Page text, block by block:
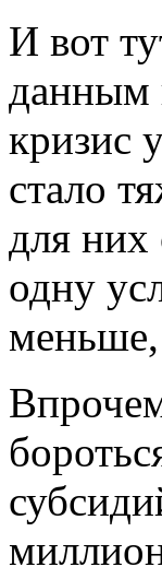
И вот
данным
кризис
стало
для них
одну